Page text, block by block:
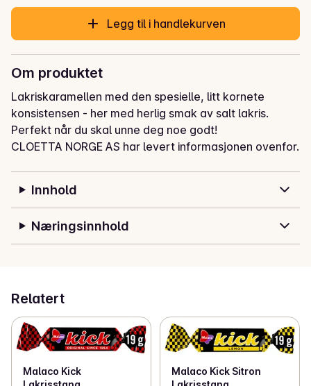
Legg til i handlekurven
Om produktet
Lakriskaramellen med den spesielle, litt kornete
konsistensen - her med herlig smak av salt lakris.
Perfekt når du skal unne deg noe godt!
CLOETTA NORGE AS har levert informasjonen ovenfor.
Innhold
Næringsinnhold
Relatert
Malaco Kick
Malaco Kick Sitron